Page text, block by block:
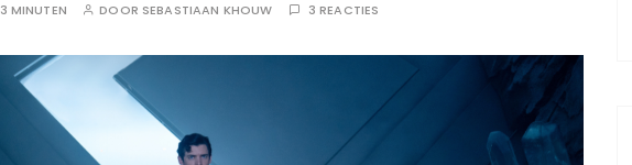
3 MINUTEN DOOR SEBASTIAAN KHOUW 3 REACTIES